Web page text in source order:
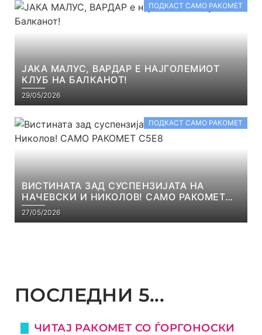
ПОДКАСТ САМО РАКОМЕТ
ЈАКА МАЛУС, ВАРДАР Е НАЈГОЛЕМИОТ
КЛУБ НА БАЛКАНОТ!
29/05/2026
ПОДКАСТ САМО РАКОМЕТ
ВИСТИНАТА ЗАД СУСПЕНЗИЈАТА НА
НАЧЕВСКИ И НИКОЛОВ! САМО РАКОМЕТ
С5Е8
27/05/2026
ПОСЛЕДНИ 5...
ЧИТАЈ РАКОМЕТ СО ЃОРГОНОСКИ